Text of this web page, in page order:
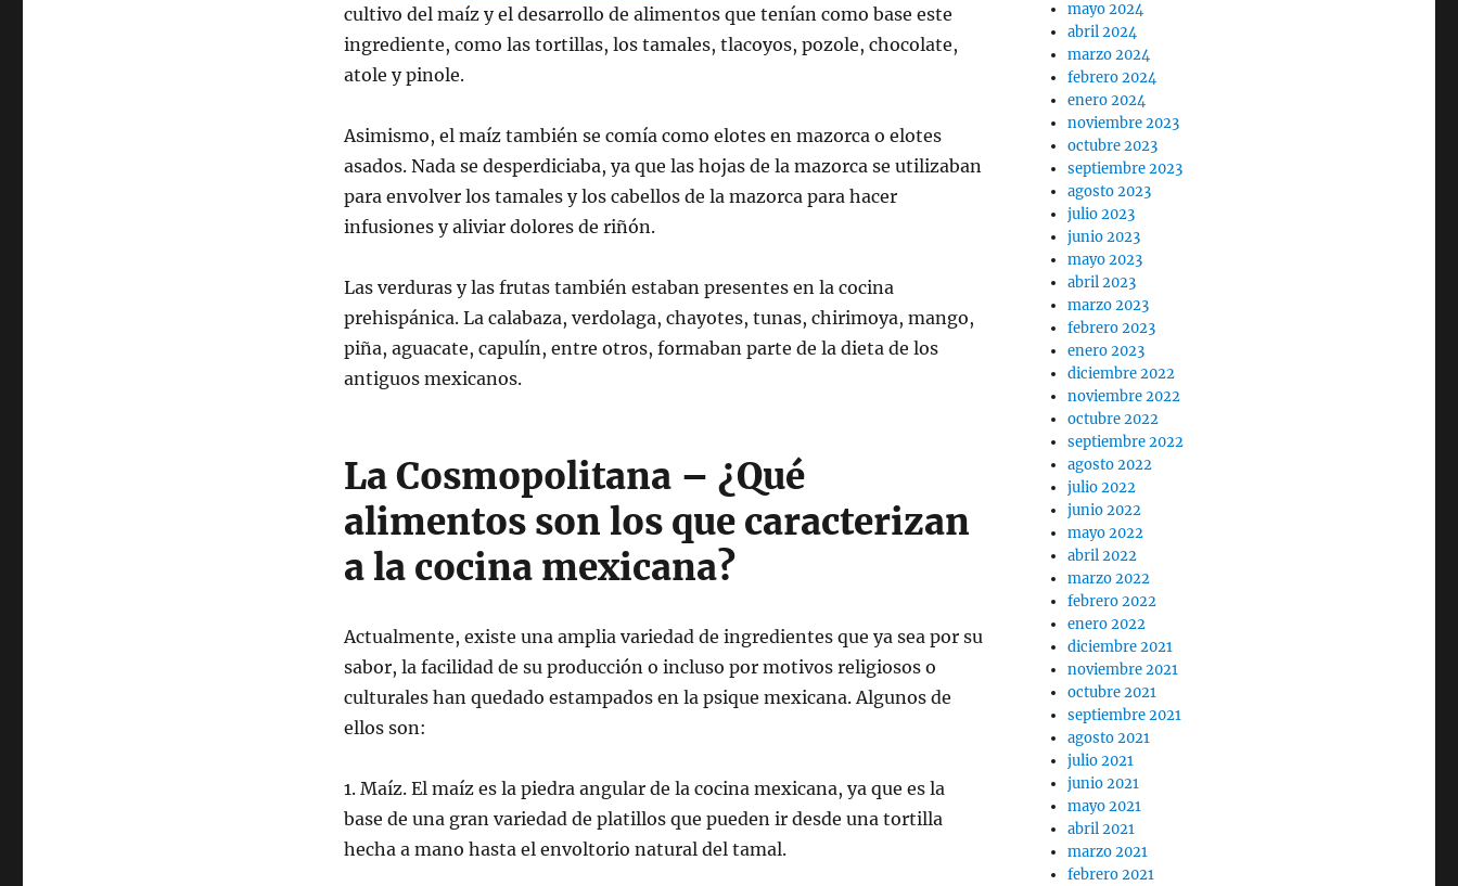
cultivo del maíz y el desarrollo de alimentos que tenían como base este
ingrediente, como las tortillas, los tamales, tlacoyos, pozole, chocolate,
atole y pinole.
Asimismo, el maíz también se comía como elotes en mazorca o elotes
asados. Nada se desperdiciaba, ya que las hojas de la mazorca se utilizaban
para envolver los tamales y los cabellos de la mazorca para hacer
infusiones y aliviar dolores de riñón.
Las verduras y las frutas también estaban presentes en la cocina
prehispánica. La calabaza, verdolaga, chayotes, tunas, chirimoya, mango,
piña, aguacate, capulín, entre otros, formaban parte de la dieta de los
antiguos mexicanos.
La Cosmopolitana – ¿Qué
alimentos son los que caracterizan
a la cocina mexicana?
Actualmente, existe una amplia variedad de ingredientes que ya sea por su
sabor, la facilidad de su producción o incluso por motivos religiosos o
culturales han quedado estampados en la psique mexicana. Algunos de
ellos son:
1. Maíz. El maíz es la piedra angular de la cocina mexicana, ya que es la
base de una gran variedad de platillos que pueden ir desde una tortilla
hecha a mano hasta el envoltorio natural del tamal.
mayo 2024
abril 2024
marzo 2024
febrero 2024
enero 2024
noviembre 2023
octubre 2023
septiembre 2023
agosto 2023
julio 2023
junio 2023
mayo 2023
abril 2023
marzo 2023
febrero 2023
enero 2023
diciembre 2022
noviembre 2022
octubre 2022
septiembre 2022
agosto 2022
julio 2022
junio 2022
mayo 2022
abril 2022
marzo 2022
febrero 2022
enero 2022
diciembre 2021
noviembre 2021
octubre 2021
septiembre 2021
agosto 2021
julio 2021
junio 2021
mayo 2021
abril 2021
marzo 2021
febrero 2021